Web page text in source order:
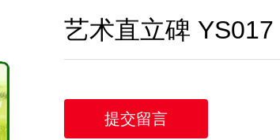
艺术直立碑 YS017
提交留言